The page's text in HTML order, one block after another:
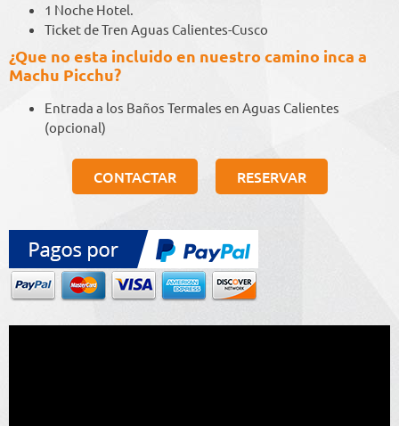
1 Noche Hotel.
Ticket de Tren Aguas Calientes-Cusco
¿Que no esta incluido en nuestro camino inca a
Machu Picchu?
Entrada a los Baños Termales en Aguas Calientes
(opcional)
CONTACTAR RESERVAR